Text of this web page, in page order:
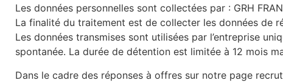
Les données personnelles sont collectées par : GRH
La finalité du traitement est de collecter les données de
Les données transmises sont utilisées par l’entreprise
spontanée. La durée de détention est limitée à 12 mois
Dans le cadre des réponses à offres sur notre page